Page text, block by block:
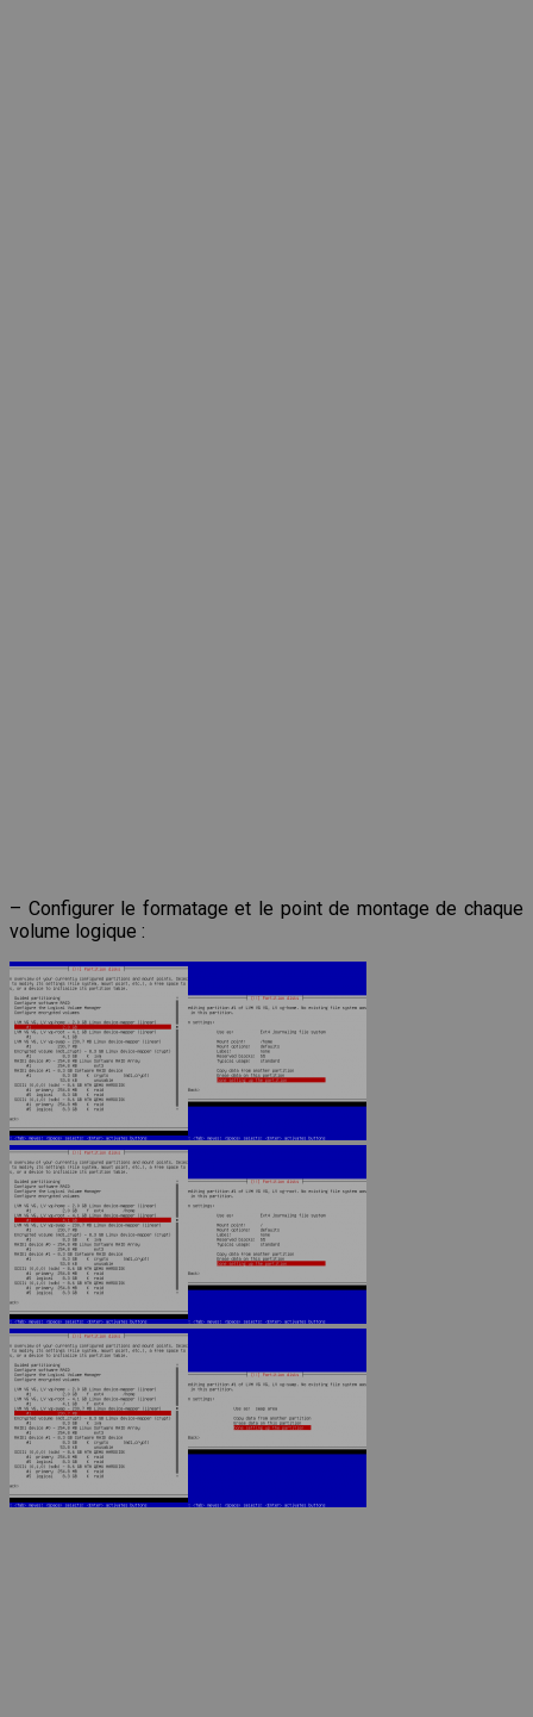
– Configurer le formatage et le point de montage de chaque
volume logique :